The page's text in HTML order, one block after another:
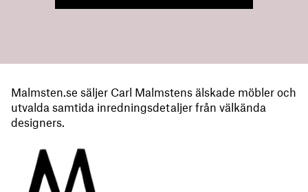
Malmsten.se säljer Carl Malmstens älskade möbler och
utvalda samtida inredningsdetaljer från välkända
designers.